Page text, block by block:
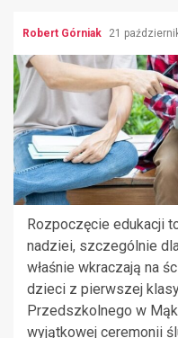
Robert Górniak 21
Rozpoczęcie edukacji
nadziei, szczególnie
właśnie wkraczają na
dzieci z pierwszej
Przedszkolnego w
wyjątkowej ceremonii